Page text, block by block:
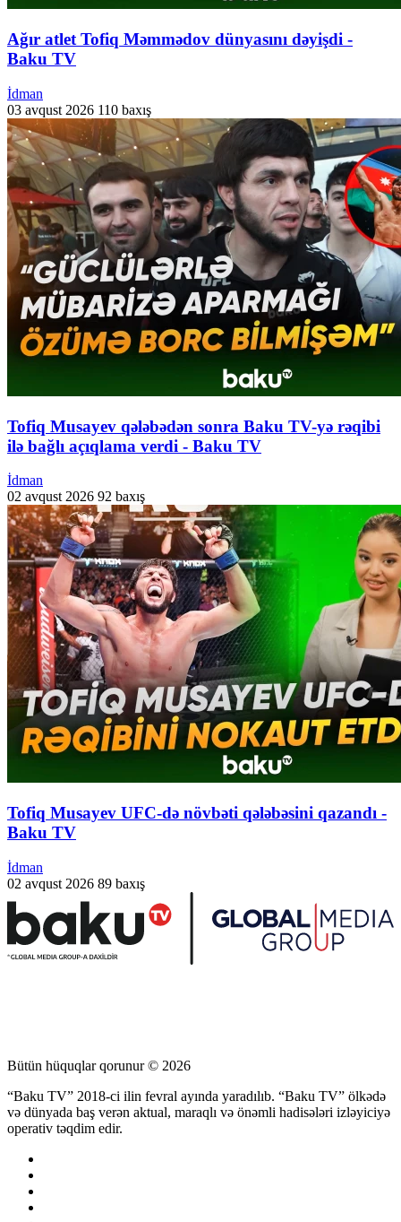
Ağır atlet Tofiq Məmmədov dünyasını dəyişdi -
Baku TV
İdman
03 avqust 2026 110 baxış
Tofiq Musayev qələbədən sonra Baku TV-yə rəqibi
ilə bağlı açıqlama verdi - Baku TV
İdman
02 avqust 2026 92 baxış
Tofiq Musayev UFC-də növbəti qələbəsini qazandı -
Baku TV
İdman
02 avqust 2026 89 baxış
Bütün hüquqlar qorunur © 2026
“Baku TV” 2018-ci ilin fevral ayında yaradılıb. “Baku TV” ölkədə
və dünyada baş verən aktual, maraqlı və önəmli hadisələri izləyiciyə
operativ təqdim edir.